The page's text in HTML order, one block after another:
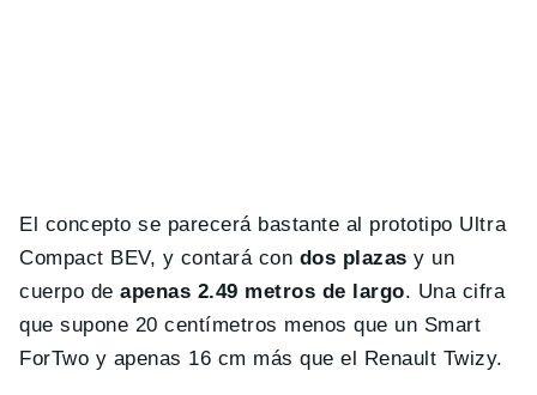
El concepto se parecerá bastante al prototipo Ultra
Compact BEV, y contará con dos plazas y un
cuerpo deapenas 2.49 metros de largo. Una cifra
que supone 20 centímetros menos que un Smart
ForTwo y apenas 16 cm más que el Renault Twizy.